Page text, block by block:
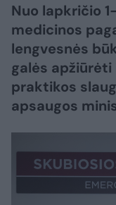
Nuo lapkričio
medicinos
lengvesnės
galės
praktikos
apsaugos